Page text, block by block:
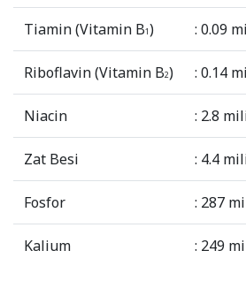
Tiamin (Vitamin B1) : 0.09
Riboflavin (Vitamin B2) : 0.14
Niacin : 2.8
Zat Besi : 4.4
Fosfor : 287
Kalium : 249